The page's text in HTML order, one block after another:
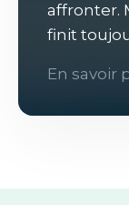
affronter.
finit
En savoir